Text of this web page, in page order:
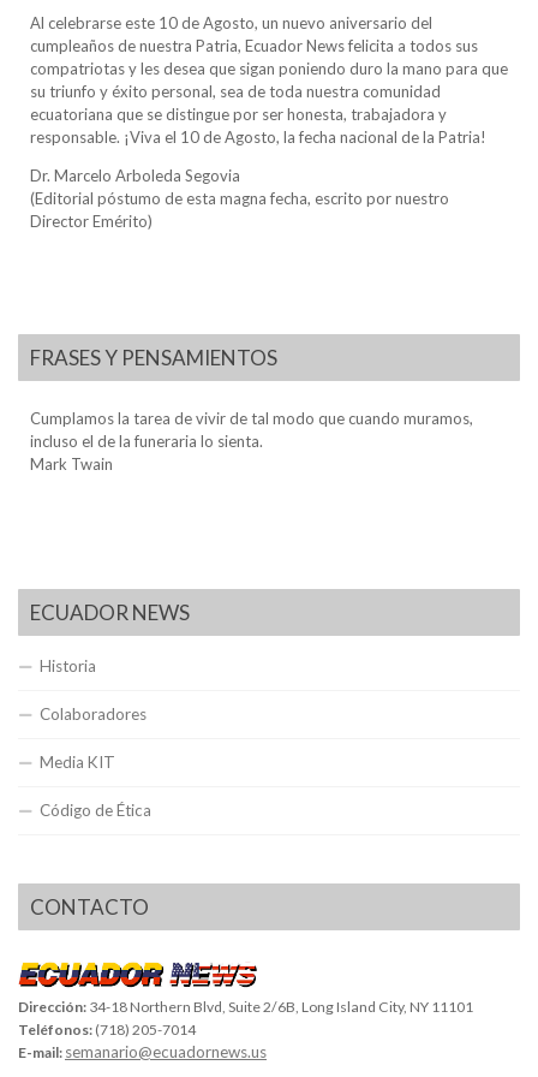
Al celebrarse este 10 de Agosto, un nuevo aniversario del
cumpleaños de nuestra Patria, Ecuador News felicita a todos sus
compatriotas y les desea que sigan poniendo duro la mano para que
su triunfo y éxito personal, sea de toda nuestra comunidad
ecuatoriana que se distingue por ser honesta, trabajadora y
responsable. ¡Viva el 10 de Agosto, la fecha nacional de la Patria!
Dr. Marcelo Arboleda Segovia
(Editorial póstumo de esta magna fecha, escrito por nuestro
Director Emérito)
FRASES Y PENSAMIENTOS
Cumplamos la tarea de vivir de tal modo que cuando muramos,
incluso el de la funeraria lo sienta.
Mark Twain
ECUADOR NEWS
Historia
Colaboradores
Media KIT
Código de Ética
CONTACTO
Dirección: 34-18 Northern Blvd, Suite 2/6B, Long Island City, NY 11101
Teléfonos: (718) 205-7014
E-mail: semanario@ecuadornews.us